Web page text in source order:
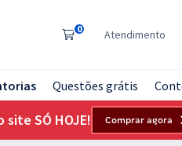
0 Atendimento
Questões grátis
SÓ HOJE! Comprar agora